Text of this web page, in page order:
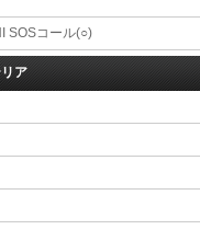
SOSコール(○)
ア